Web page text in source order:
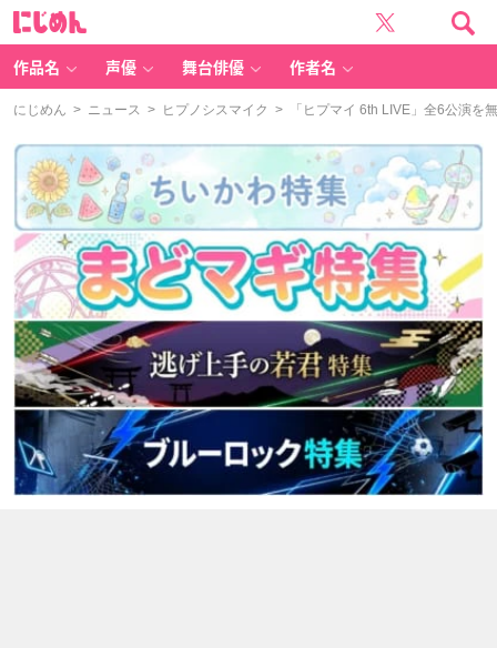
作品名 声優 舞台俳優 作者名
にじめん > ニュース > ヒプノシスマイク > 「ヒプマイ 6th LIVE」全6公演を